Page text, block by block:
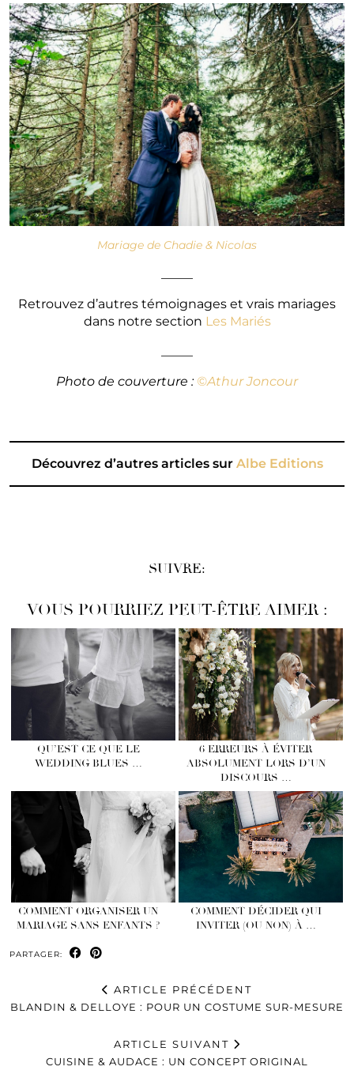
Mariage de Chadie & Nicolas
Retrouvez d’autres témoignages et vrais mariages
dans notre section Les Mariés
Photo de couverture : ©Athur Joncour
Découvrez d’autres articles sur Albe Editions
SUIVRE:
VOUS POURRIEZ PEUT-ÊTRE AIMER :
QU’EST CE QUE LE
WEDDING BLUES …
6 ERREURS À ÉVITER
ABSOLUMENT LORS D’UN
DISCOURS …
COMMENT ORGANISER UN
MARIAGE SANS ENFANTS ?
COMMENT DÉCIDER QUI
INVITER (OU NON) À …
PARTAGER:
ARTICLE PRÉCÉDENT
BLANDIN & DELLOYE : POUR UN COSTUME SUR-MESURE
ARTICLE SUIVANT
CUISINE & AUDACE : UN CONCEPT ORIGINAL